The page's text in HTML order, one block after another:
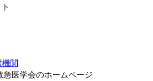
関
急医学会のホームページ